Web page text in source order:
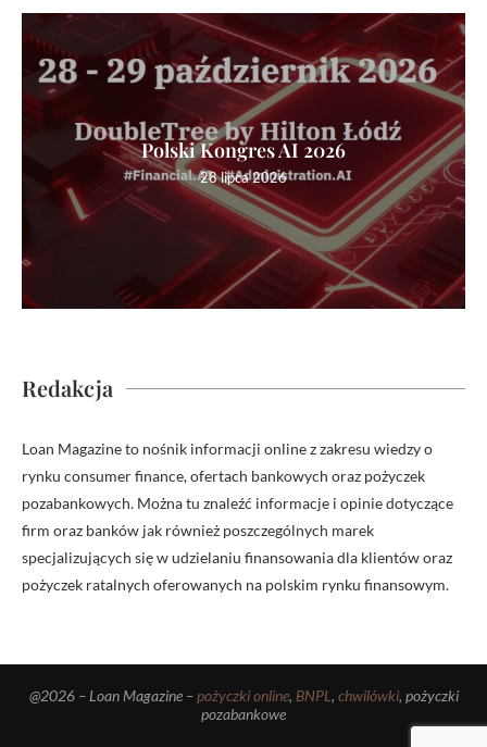
Polski Kongres AI 2026
28 lipca 2026
Redakcja
Loan Magazine to nośnik informacji online z zakresu wiedzy o
rynku consumer finance, ofertach bankowych oraz pożyczek
pozabankowych. Można tu znaleźć informacje i opinie dotyczące
firm oraz banków jak również poszczególnych marek
specjalizujących się w udzielaniu finansowania dla klientów oraz
pożyczek ratalnych oferowanych na polskim rynku finansowym.
@2026 – Loan Magazine –pożyczki online, BNPL , chwilówki, pożyczki
pozabankowe